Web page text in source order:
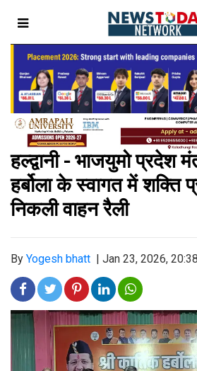
हल्द्वानी - भाजयुमो प्रदेश
हर्बोला के स्वागत में शक्ति
निकली वाहन रैली
By Yogesh bhatt Jan 23, 2026,